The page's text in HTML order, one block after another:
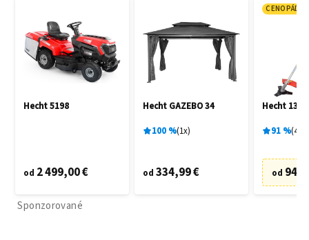
Hecht 5198
od 2 499,00 €
Hecht GAZEBO 34
100% 1x
od 334,99 €
CENOPÁD
Hecht 135
91% 48
od
Sponzorované